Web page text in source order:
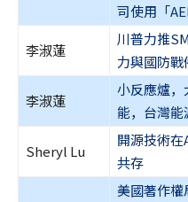
司使用「
李淑蓮
川普力推
力與國防
李淑蓮
小反應爐
能，台灣能
Sheryl Lu
開源技術
共存
美國著作